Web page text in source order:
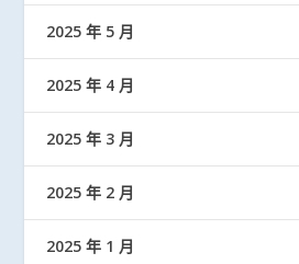
2025 年 5 月
2025 年 4 月
2025 年 3 月
2025 年 2 月
2025 年 1 月